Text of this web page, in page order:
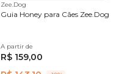
Zee.Dog
Guia Honey para Cães Zee.Dog
PP P
A partir de
R$ 159,00